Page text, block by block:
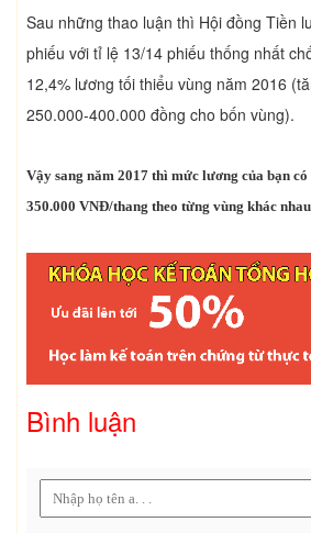
Sau những thao luận thì Hội đồng Tiền
phiếu với tỉ lệ 13/14 phiếu thống nhất
12,4% lương tối thiểu vùng năm 2016
250.000-400.000 đồng cho bốn vùng).
Vậy sang năm 2017 thì mức lương của bạn
350.000 VNĐ/thang theo từng vùng khác
Bình luận